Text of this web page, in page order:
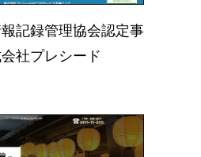
記録管理協会認定事
社プレシード